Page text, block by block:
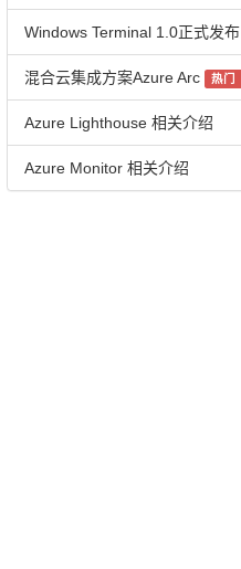
Windows Terminal 1.0正式发布
混合云集成方案Azure Arc 热门
Azure Lighthouse 相关介绍
Azure Monitor 相关介绍